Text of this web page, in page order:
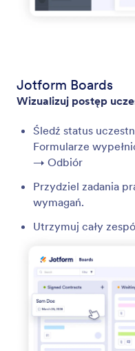
Jotform Boards
Wizualizuj postęp
Śledź status
Formularze
→ Odbiór
Przydziel zadania
wymagań.
Utrzymuj cały